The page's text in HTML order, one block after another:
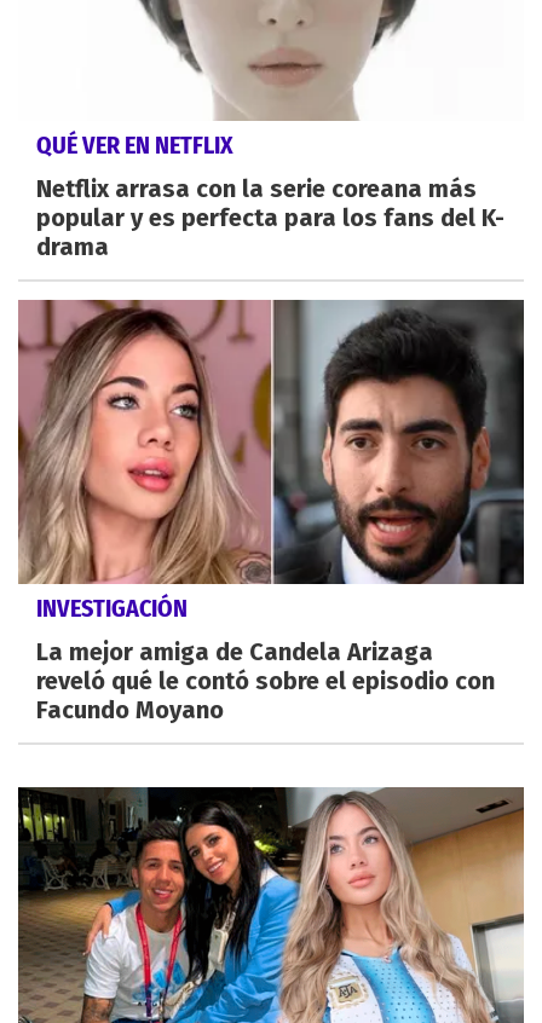
QUÉ VER EN NETFLIX
Netflix arrasa con la serie coreana más
popular y es perfecta para los fans del K-
drama
INVESTIGACIÓN
La mejor amiga de Candela Arizaga
reveló qué le contó sobre el episodio con
Facundo Moyano